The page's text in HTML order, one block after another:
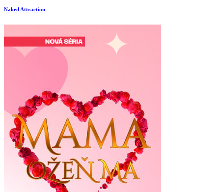
Naked Attraction